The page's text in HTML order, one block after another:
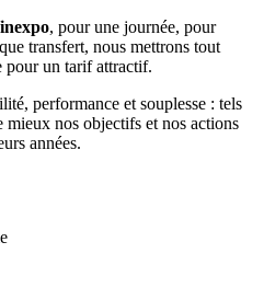
, pour une journée, pour
transfert, nous mettrons tout
pour un tarif attractif.
performance et souplesse : tels
mieux nos objectifs et nos actions
années.